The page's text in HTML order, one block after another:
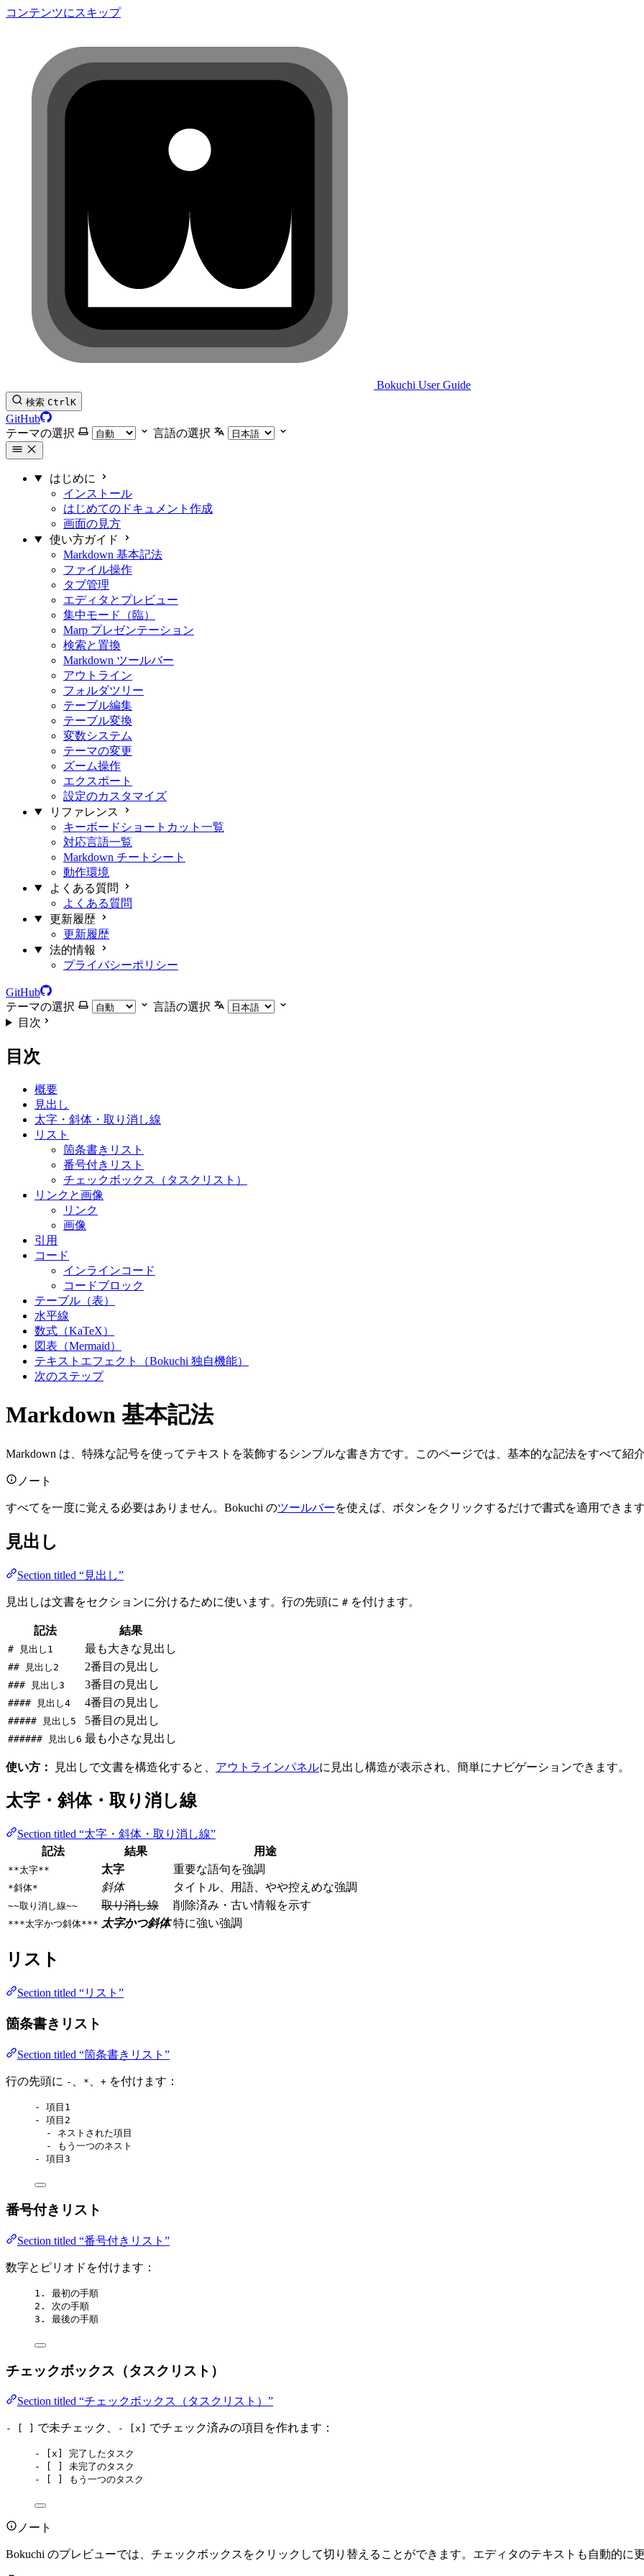
コンテンツにスキップ
Bokuchi User Guide
検索 CtrlK
GitHub
テーマの選択
言語の選択
はじめに
インストール
はじめてのドキュメント作成
画面の見方
使い方ガイド
Markdown 基本記法
ファイル操作
タブ管理
エディタとプレビュー
集中モード（臨）
Marp プレゼンテーション
検索と置換
Markdown ツールバー
アウトライン
フォルダツリー
テーブル編集
テーブル変換
変数システム
テーマの変更
ズーム操作
エクスポート
設定のカスタマイズ
リファレンス
キーボードショートカット一覧
対応言語一覧
Markdown チートシート
動作環境
よくある質問
よくある質問
更新履歴
更新履歴
法的情報
プライバシーポリシー
GitHub
テーマの選択
言語の選択
目次
目次
概要
見出し
太字・斜体・取り消し線
リスト
箇条書きリスト
番号付きリスト
チェックボックス（タスクリスト）
リンクと画像
リンク
画像
引用
コード
インラインコード
コードブロック
テーブル（表）
水平線
数式（KaTeX）
図表（Mermaid）
テキストエフェクト（Bokuchi 独自機能）
次のステップ
Markdown 基本記法
Markdown は、特殊な記号を使ってテキストを装飾するシンプルな書き方です。このページでは、基本的な記法をすべて紹介
ノート
すべてを一度に覚える必要はありません。Bokuchi のツールバーを使えば、ボタンをクリックするだけで書式を適用できます
見出し
Section titled “見出し”
見出しは文書をセクションに分けるために使います。行の先頭に # を付けます。
記法 結果
# 見出し1 最も大きな見出し
## 見出し2 2番目の見出し
### 見出し3 3番目の見出し
#### 見出し4 4番目の見出し
##### 見出し5 5番目の見出し
###### 見出し6 最も小さな見出し
使い方： 見出しで文書を構造化すると、 アウトラインパネルに見出し構造が表示され、簡単にナビゲーションできます。
太字・斜体・取り消し線
Section titled “太字・斜体・取り消し線”
記法
結果 用途
**太字** 太字 重要な語句を強調
*斜体* 斜体 タイトル、用語、やや控えめな強調
~~取り消し線~~ 取り消し線 削除済み・古い情報を示す
***太字かつ斜体*** 太字かつ斜体 特に強い強調
リスト
Section titled “リスト”
箇条書きリスト
Section titled “箇条書きリスト”
行の先頭に - * + を付けます：
-
項目1
-
項目2
-
ネストされた項目
-
もう一つのネスト
-
項目3
番号付きリスト
Section titled “番号付きリスト”
数字とピリオドを付けます：
1.
最初の手順
2.
次の手順
3.
最後の手順
チェックボックス（タスクリスト）
Section titled “チェックボックス（タスクリスト）”
- [ ] で未チェック、 - [x] でチェック済みの項目を作れます：
- x ] 完了したタスク
-
[ ] 未完了のタスク
-
[ ] もう一つのタスク
ノート
Bokuchi のプレビューでは、チェックボックスをクリックして切り替えることができます。エディタのテキストも自動的に更